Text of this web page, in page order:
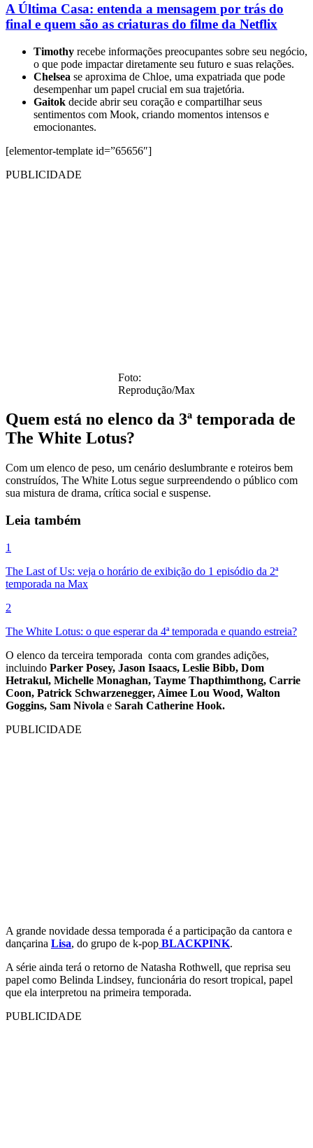
A Última Casa: entenda a mensagem por trás do
final e quem são as criaturas do filme da Netflix
Timothy recebe informações preocupantes sobre seu negócio,
o que pode impactar diretamente seu futuro e suas relações.
Chelsea se aproxima de Chloe, uma expatriada que pode
desempenhar um papel crucial em sua trajetória.
Gaitok decide abrir seu coração e compartilhar seus
sentimentos com Mook, criando momentos intensos e
emocionantes.
[elementor-template id=”65656″]
PUBLICIDADE
Foto:
Reprodução/Max
Quem está no elenco da 3ª temporada de
The White Lotus?
Com um elenco de peso, um cenário deslumbrante e roteiros bem
construídos, The White Lotus segue surpreendendo o público com
sua mistura de drama, crítica social e suspense.
Leia também
1
The Last of Us: veja o horário de exibição do 1 episódio da 2ª
temporada na Max
2
The White Lotus: o que esperar da 4ª temporada e quando estreia?
O elenco da terceira temporada conta com grandes adições,
incluindo Parker Posey, Jason Isaacs, Leslie Bibb, Dom
Hetrakul, Michelle Monaghan, Tayme Thapthimthong, Carrie
Coon, Patrick Schwarzenegger, Aimee Lou Wood, Walton
Goggins, Sam Nivola e Sarah Catherine Hook.
PUBLICIDADE
A grande novidade dessa temporada é a participação da cantora e
dançarina Lisa, do grupo de k-pop BLACKPINK.
A série ainda terá o retorno de Natasha Rothwell, que reprisa seu
papel como Belinda Lindsey, funcionária do resort tropical, papel
que ela interpretou na primeira temporada.
PUBLICIDADE